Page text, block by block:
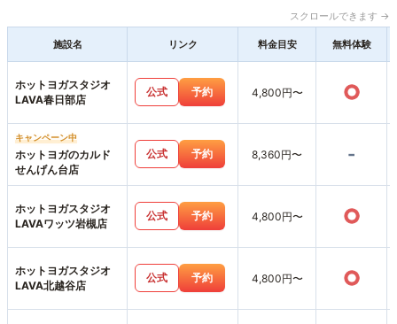
スクロールできます →
施設名 リンク 料金目安 無料体験
ホットヨガスタジオ
LAVA春日部店
公式 予約 4,800円〜 ○
キャンペーン中
ホットヨガのカルド
せんげん台店
公式 予約 8,360円〜 -
ホットヨガスタジオ
LAVAワッツ岩槻店
公式 予約 4,800円〜 ○
ホットヨガスタジオ
LAVA北越谷店
公式 予約 4,800円〜 ○